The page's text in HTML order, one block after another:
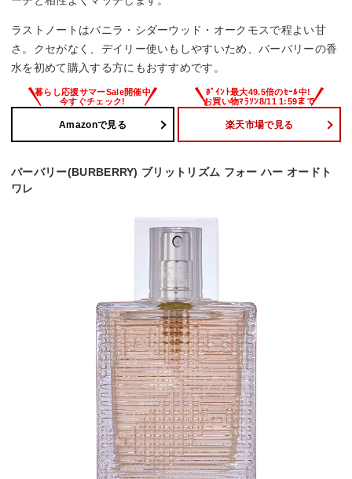
ラストノートはバニラ・シダーウッド・オークモスで程よい甘
さ。クセがなく、デイリー使いもしやすいため、バーバリーの香
水を初めて購入する方にもおすすめです。
Amazonで見る 楽天市場で見る
バーバリー(BURBERRY) ブリットリズム フォー ハー オードト
ワレ